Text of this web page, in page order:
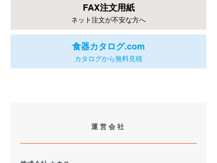
FAX注文用紙
ネット注文が不安な方へ
食器カタログ.com
カタログから無料見積
運営会社